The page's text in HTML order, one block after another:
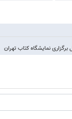
برگزاری نمایشگاه کتاب تهران